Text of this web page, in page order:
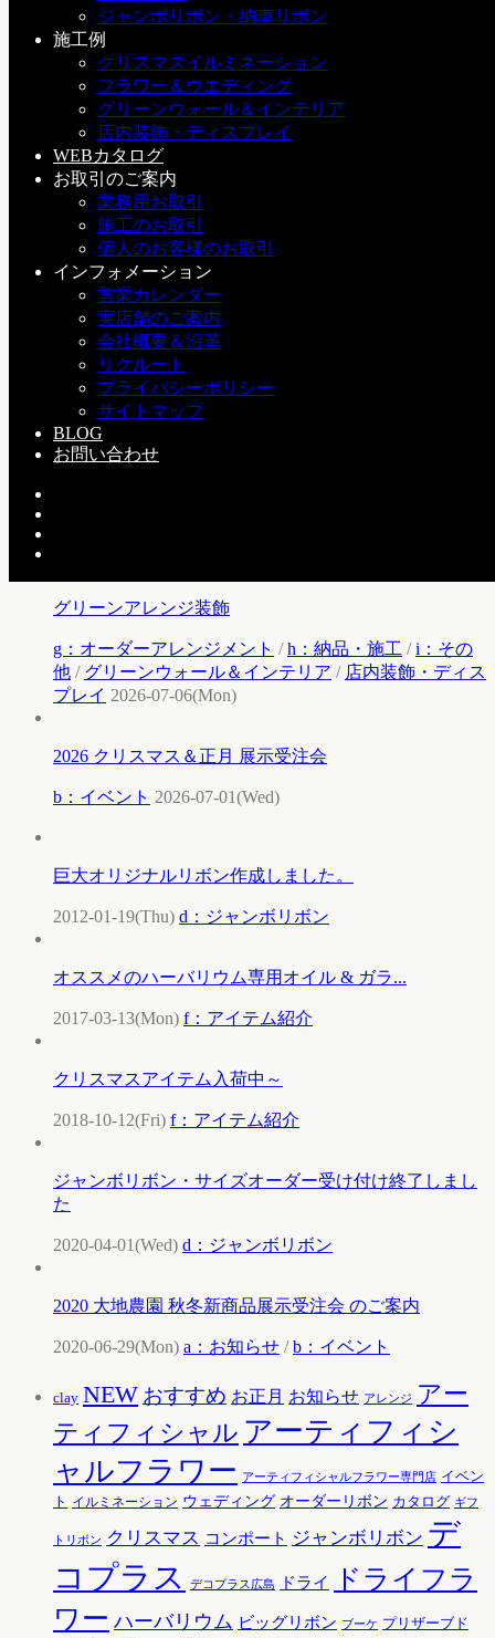
ジャンボリボン・納車リボン
施工例
クリスマスイルミネーション
フラワー＆ウエディング
グリーンウォール＆インテリア
店内装飾・ディスプレイ
WEBカタログ
お取引のご案内
業務用お取引
施工のお取引
個人のお客様のお取引
インフォメーション
営業カレンダー
実店舗のご案内
会社概要＆沿革
リクルート
プライバシーポリシー
サイトマップ
BLOG
お問い合わせ
SERVICE
POPULAR
RECENT
TAGS
８月・９月 営業日カレンダー
a：お知らせ 2026-08-01(Sat)
クリスマスツリー
h：納品・施工/i：その他/クリスマスイルミネーショ
/ 店内装飾・ディスプレイ
グリーンアレンジ装飾
g：オーダーアレンジメント /h：納品・施工 /i：その
他 / グリーンウォール＆インテリア / 店内装飾・ディス
プレイ 2026-07-06(Mon)
2026 クリスマス＆正月 展示受注会
b：イベント 2026-07-01(Wed)
巨大オリジナルリボン作成しました。
2012-01-19(Thu) d：ジャンボリボン
オススメのハーバリウム専用オイル & ガラ...
2017-03-13(Mon) f：アイテム紹介
クリスマスアイテム入荷中～
2018-10-12(Fri) f：アイテム紹介
ジャンボリボン・サイズオーダー受け付け終了しまし
た
2020-04-01(Wed) d：ジャンボリボン
2020 大地農園 秋冬新商品展示受注会 のご案内
2020-06-29(Mon) a：お知らせ /b：イベント
clay NEW おすすめ お正月 お知らせ アレンジ アー
ティフィシャル アーティフィシ
ャルフラワー
アーティフィシャルフラワー専門店 イベン
ト イルミネーション ウェディング オーダーリボン カタログ ギフ
トリボン クリスマス コンポート ジャンボリボン デ
コプラス
デコプラス広島 ドライ
ドライフラ
ワー ハーバリウム ビッグリボン ブーケ プリザーブド